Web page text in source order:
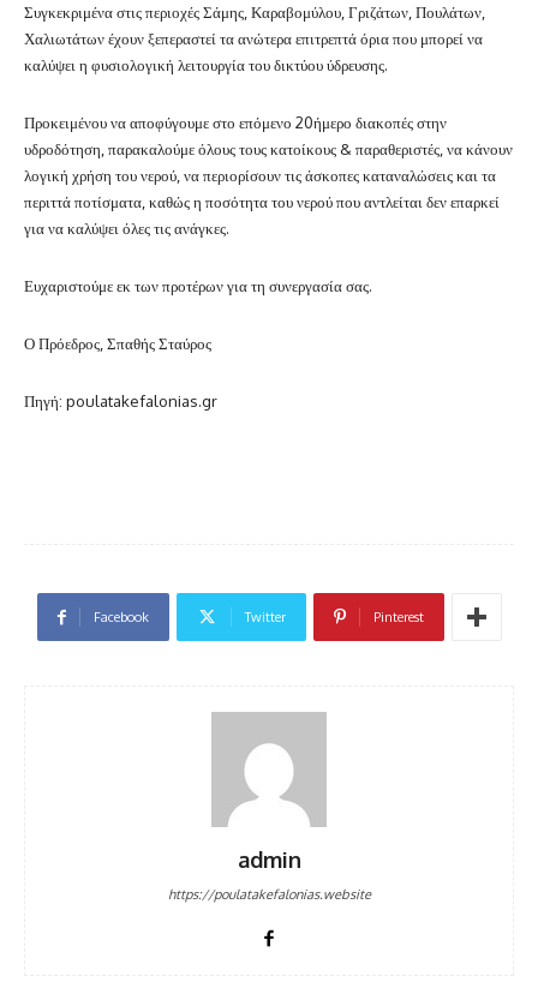
Συγκεκριμένα στις περιοχές Σάμης, Καραβομύλου, Γριζάτων, Πουλάτων,
Χαλιωτάτων έχουν ξεπεραστεί τα ανώτερα επιτρεπτά όρια που μπορεί να
καλύψει η φυσιολογική λειτουργία του δικτύου ύδρευσης.
Προκειμένου να αποφύγουμε στο επόμενο 20ήμερο διακοπές στην
υδροδότηση, παρακαλούμε όλους τους κατοίκους & παραθεριστές, να κάνουν
λογική χρήση του νερού, να περιορίσουν τις άσκοπες καταναλώσεις και τα
περιττά ποτίσματα, καθώς η ποσότητα του νερού που αντλείται δεν επαρκεί
για να καλύψει όλες τις ανάγκες.
Ευχαριστούμε εκ των προτέρων για τη συνεργασία σας.
Ο Πρόεδρος,Σπαθής Σταύρος
Πηγή: poulatakefalonias.gr
Facebook Twitter Pinterest
admin
https://poulatakefalonias.website